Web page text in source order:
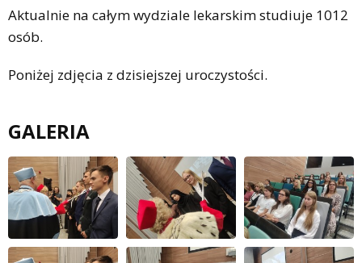
Aktualnie na całym wydziale lekarskim studiuje 1012
osób.
Poniżej zdjęcia z dzisiejszej uroczystości.
GALERIA